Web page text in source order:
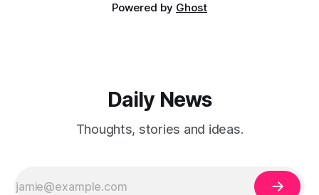
Powered by Ghost
Daily News
Thoughts, stories and ideas.